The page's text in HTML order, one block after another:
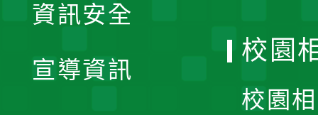
資訊安全
宣導資訊
校園
校園